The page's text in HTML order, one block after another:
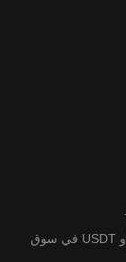
3. استبدل أصولك بالعملات الورقية في سوق P2P أو USDT في سوق